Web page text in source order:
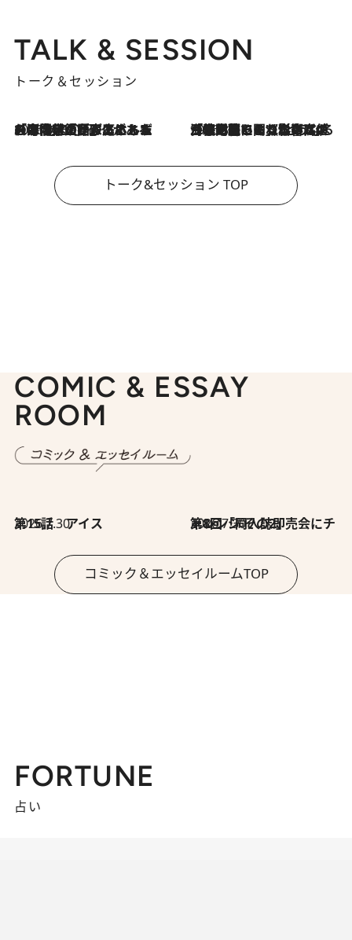
TALK & SESSION
トーク＆セッション
2026.8.3
「今後値上げがあるとすれば…」「リスクがあるのは今年の冬」エネルギー専門家が語る、ホルムズ海峡封鎖が家庭にもたらす“ある心配” 2026.8.3
「住宅建てられない…」「サーチャージ料の高値が続いている」ホルムズ海峡封鎖による影響はいつまで続く？《エネルギー専門家に聞く“どうなる日本の暮らし”》
トーク&セッション TOP
COMIC & ESSAY
ROOM
2026.7.30
第15話 アイス 2026.7.30
第8回「同人誌即売会にチャレンジ その2」
コミック＆エッセイルームTOP
FORTUNE
占い